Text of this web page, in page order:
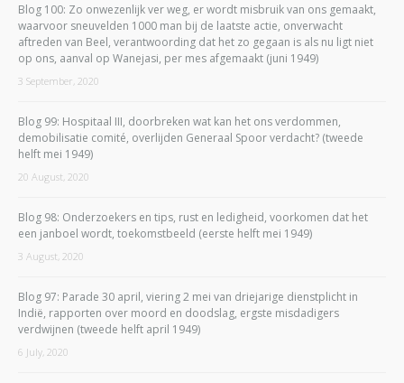
Blog 100: Zo onwezenlijk ver weg, er wordt misbruik van ons gemaakt,
waarvoor sneuvelden 1000 man bij de laatste actie, onverwacht
aftreden van Beel, verantwoording dat het zo gegaan is als nu ligt niet
op ons, aanval op Wanejasi, per mes afgemaakt (juni 1949)
3 September, 2020
Blog 99: Hospitaal III, doorbreken wat kan het ons verdommen,
demobilisatie comité, overlijden Generaal Spoor verdacht? (tweede
helft mei 1949)
20 August, 2020
Blog 98: Onderzoekers en tips, rust en ledigheid, voorkomen dat het
een janboel wordt, toekomstbeeld (eerste helft mei 1949)
3 August, 2020
Blog 97: Parade 30 april, viering 2 mei van driejarige dienstplicht in
Indië, rapporten over moord en doodslag, ergste misdadigers
verdwijnen (tweede helft april 1949)
6 July, 2020